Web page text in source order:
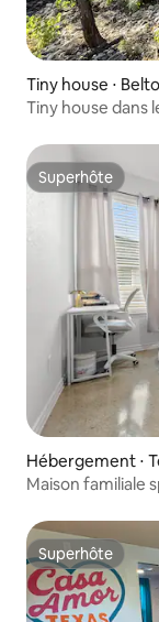
Tiny house ⋅
Tiny house dans
Superhôte
Superhôte
Hébergement ⋅
Maison familiale
Superhôte
Superhôte